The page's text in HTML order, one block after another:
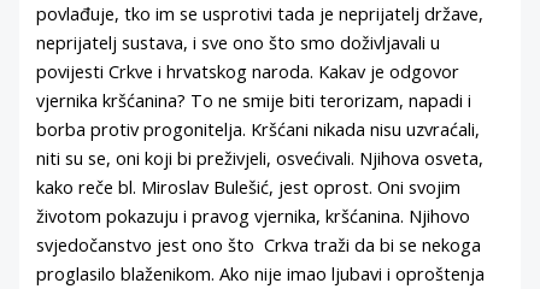
povlađuje, tko im se usprotivi tada je neprijatelj države,
neprijatelj sustava, i sve ono što smo doživljavali u
povijesti Crkve i hrvatskog naroda. Kakav je odgovor
vjernika kršćanina? To ne smije biti terorizam, napadi i
borba protiv progonitelja. Kršćani nikada nisu uzvraćali,
niti su se, oni koji bi preživjeli, osvećivali. Njihova osveta,
kako reče bl. Miroslav Bulešić, jest oprost. Oni svojim
životom pokazuju i pravog vjernika, kršćanina. Njihovo
svjedočanstvo jest ono što Crkva traži da bi se nekoga
proglasilo blaženikom. Ako nije imao ljubavi i oproštenja